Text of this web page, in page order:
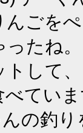
んごを
ったね
トして
てい
の釣